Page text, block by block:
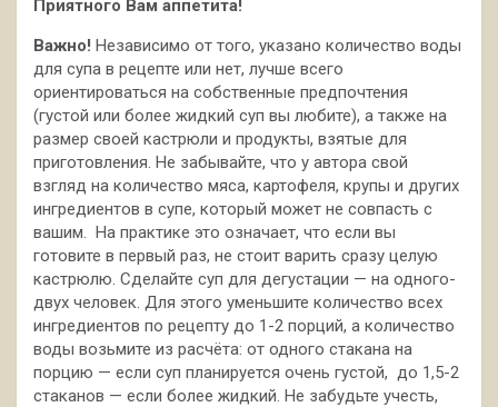
Приятного Вам аппетита!
Важно! Независимо от того, указано количество воды
для супа в рецепте или нет, лучше всего
ориентироваться на собственные предпочтения
(густой или более жидкий суп вы любите), а также на
размер своей кастрюли и продукты, взятые для
приготовления. Не забывайте, что у автора свой
взгляд на количество мяса, картофеля, крупы и других
ингредиентов в супе, который может не совпасть с
вашим. На практике это означает, что если вы
готовите в первый раз, не стоит варить сразу целую
кастрюлю. Сделайте суп для дегустации — на одного-
двух человек. Для этого уменьшите количество всех
ингредиентов по рецепту до 1-2 порций, а количество
воды возьмите из расчёта: от одного стакана на
порцию — если суп планируется очень густой, до 1,5-2
стаканов — если более жидкий. Не забудьте учесть,